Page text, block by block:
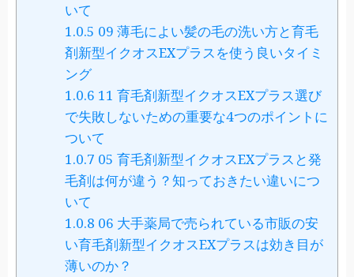
いて
1.0.5 09 薄毛によい髪の毛の洗い方と育毛
剤新型イクオスEXプラスを使う良いタイミ
ング
1.0.6 11 育毛剤新型イクオスEXプラス選び
で失敗しないための重要な4つのポイントに
ついて
1.0.7 05 育毛剤新型イクオスEXプラスと発
毛剤は何が違う？知っておきたい違いにつ
いて
1.0.8 06 大手薬局で売られている市販の安
い育毛剤新型イクオスEXプラスは効き目が
薄いのか？